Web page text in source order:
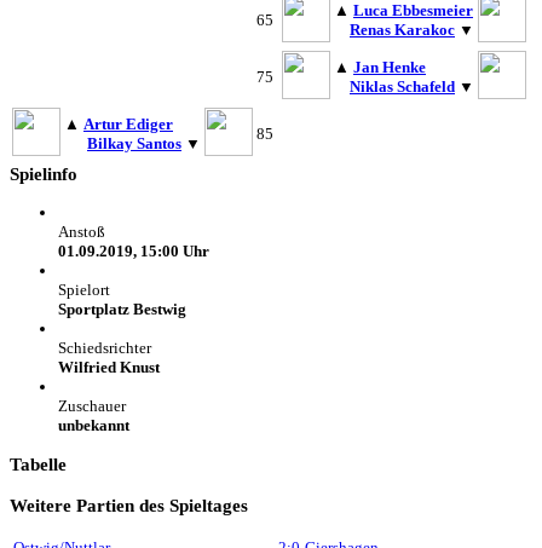
65
▲ Luca Ebbesmeier
Renas Karakoc ▼
75
▲ Jan Henke
Niklas Schafeld ▼
▲ Artur Ediger
Bilkay Santos ▼
85
Spielinfo
Anstoß
01.09.2019, 15:00 Uhr
Spielort
Sportplatz Bestwig
Schiedsrichter
Wilfried Knust
Zuschauer
unbekannt
Tabelle
Weitere Partien des Spieltages